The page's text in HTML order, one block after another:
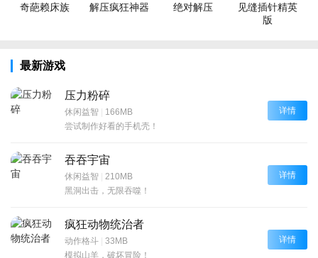
奇葩赖床族 解压疯狂神器 绝对解压
见缝插针精英
版
最新游戏
压力粉碎
休闲益智 | 166MB
尝试制作好看的手机壳！
详情
吞吞宇宙
休闲益智 | 210MB
黑洞出击，无限吞噬！
详情
疯狂动物统治者
动作格斗 | 33MB
模拟山羊，破坏冒险！
详情